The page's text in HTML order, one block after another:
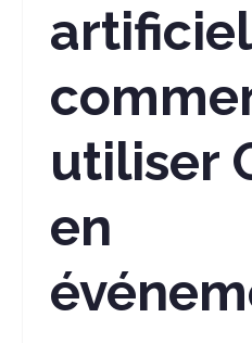
utiliser
en